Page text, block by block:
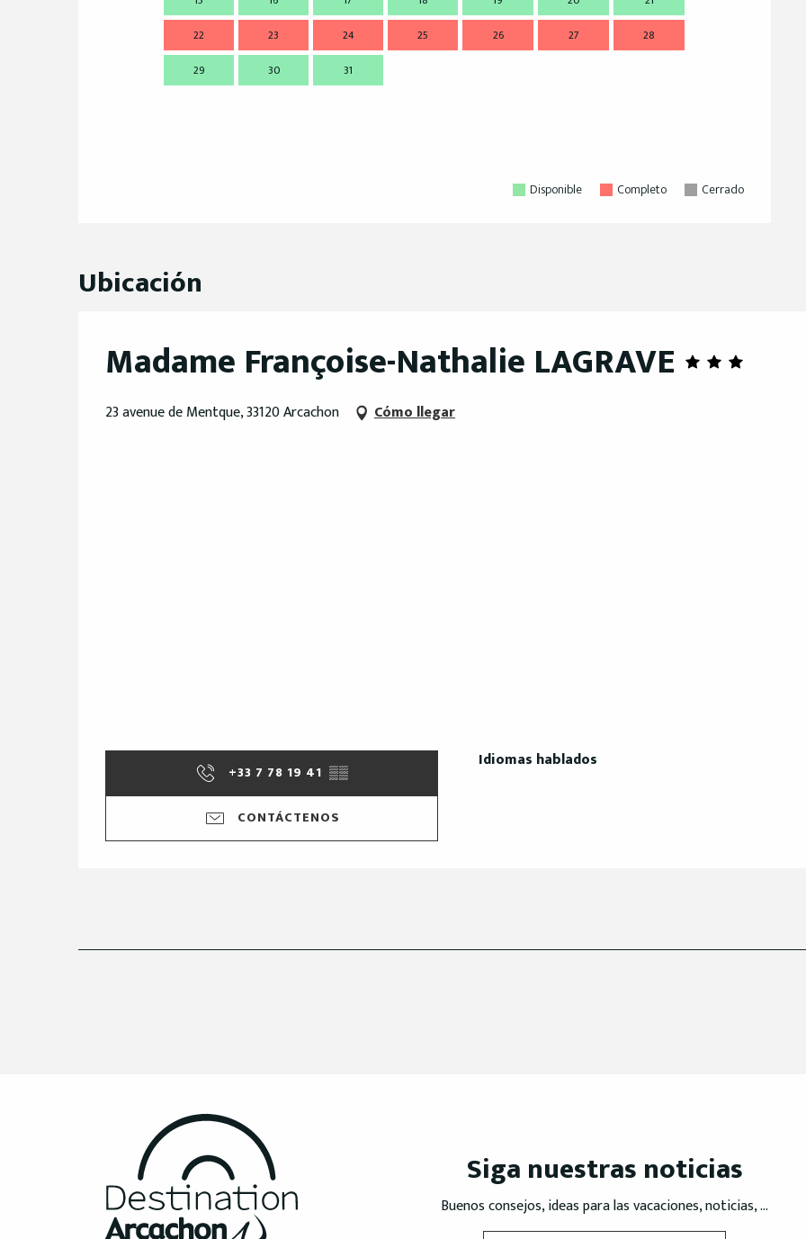
22
23 24 25 26 27
28
29
30 31
Disponible Completo Cerrado
Ubicación
Madame Françoise-Nathalie LAGRAVE
23 avenue de Mentque, 33120 Arcachon Cómo llegar
+33 7 78 19 41 ▒▒
CONTÁCTENOS
Idiomas hablados
Idiomas hablados
Siga nuestras noticias
Buenos consejos, ideas para las vacaciones, noticias, ...